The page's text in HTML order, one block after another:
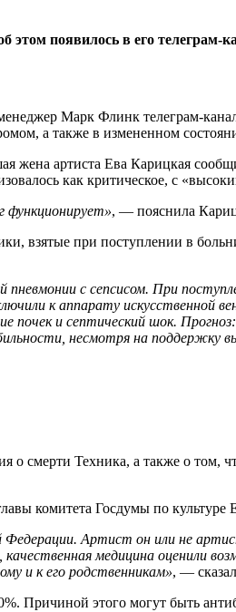
появилось в его телеграм-
Марк Флинк телеграм-
а также в измененном
жена артиста Ева Карицкая
как критическое, с
, — пояснила
взятые при поступлении в
пневмонии с сепсисом. При
к аппарату искусственной
и септический шок.
несмотря на поддержку
о смерти Техника, а также о
комитета Госдумы по культуре
Артист он или не
медицина оценили
и к его родственникам», —
Причиной этого могут быть